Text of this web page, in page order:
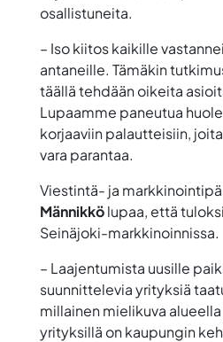
osallistuneita.
– Iso kiitos kaikille
antaneille. Tämäkin
täällä tehdään oikeita
Lupaamme paneutua
korjaaviin palautteisiin,
vara parantaa.
Viestintä- ja
Männikkölupaa, että
Seinäjoki-markkinoinnissa.
– Laajentumista uusille
suunnittelevia yrityksiä
millainen mielikuva
yrityksillä on kaupungin